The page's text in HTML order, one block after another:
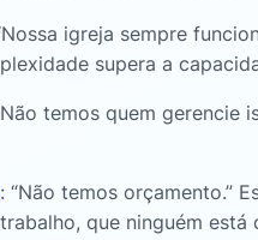
igreja sempre
supera a
temos quem
: “Não temos orçamento.”
que ninguém está